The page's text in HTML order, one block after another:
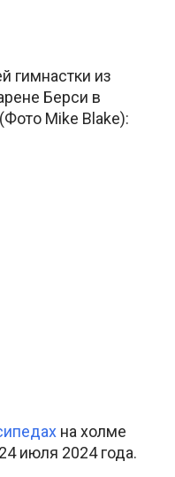
гимнастки из
Берси в
Mike Blake):
на холме
июля 2024 года.